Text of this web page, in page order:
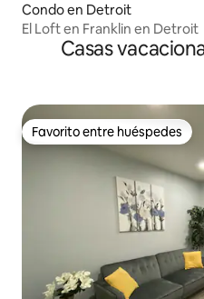
Condo en Detroit
El Loft en Franklin en Detroit
Casas
Favorito entre huéspedes
Favorito entre huéspedes